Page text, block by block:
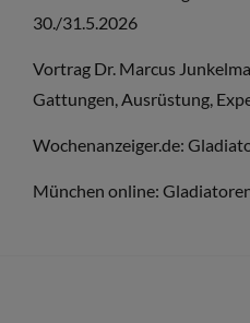
30./31.5.2026
Vortrag Dr. Marcus
Gattungen, Ausrüstung,
Wochenanzeiger.de:
München online: